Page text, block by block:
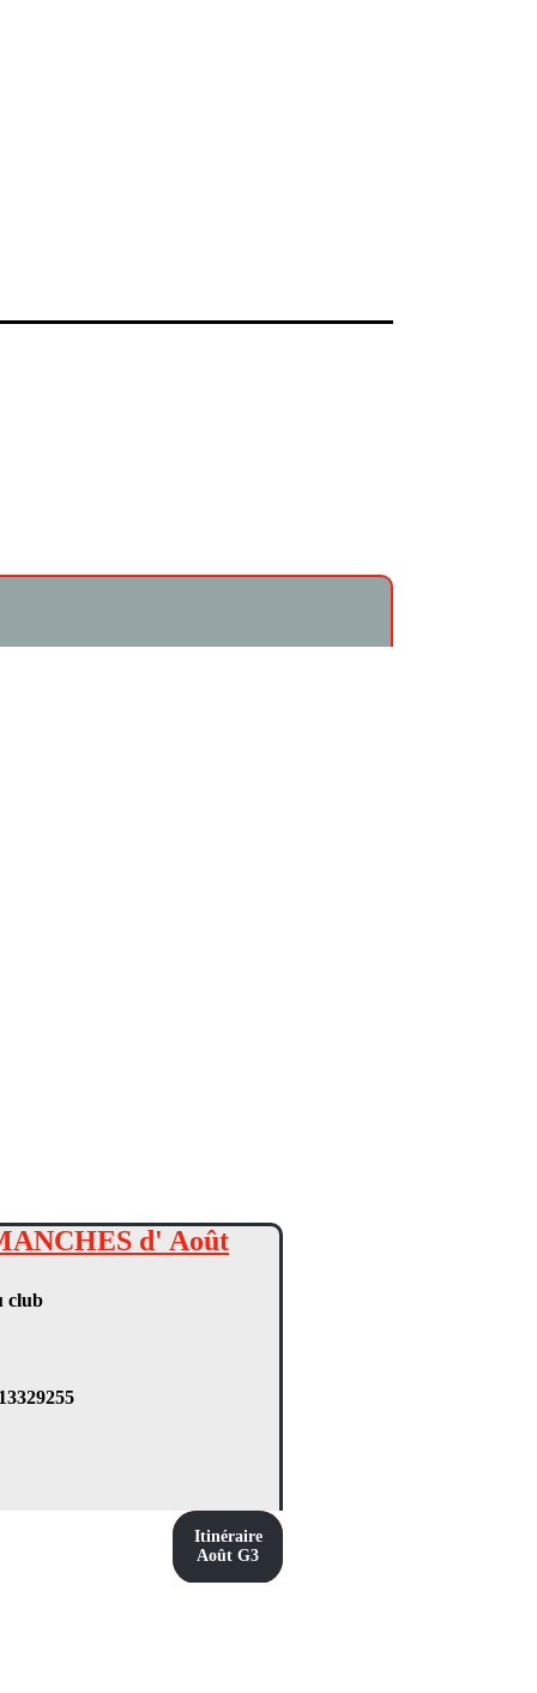
d' Août
club
Itinéraire
Août G3